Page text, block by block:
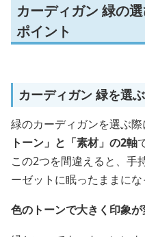
カーディガン 緑の
ポイント
カーディガン 緑を選
緑のカーディガンを選ぶ際
トーン」と「素材」の2軸
この2つを間違えると、手
ーゼットに眠ったままにな
色のトーンで大きく印象が